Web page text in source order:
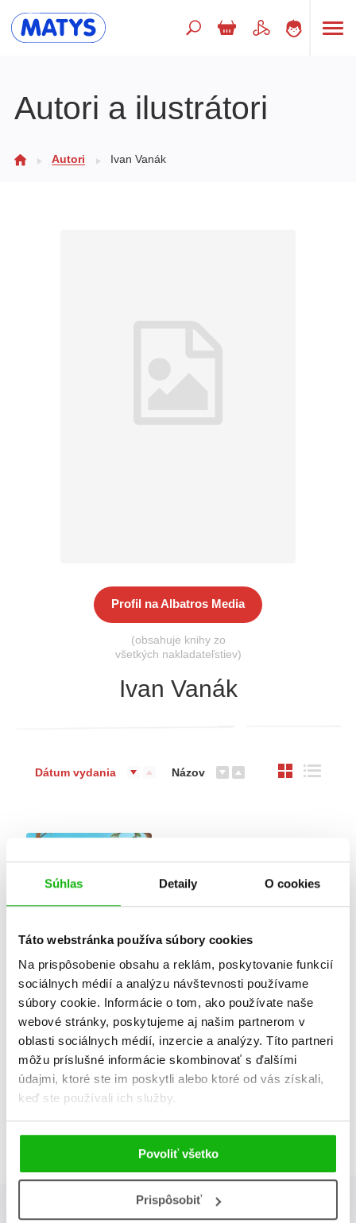
Súhlas Detaily O cookies
Táto webstránka používa súbory cookies
Na prispôsobenie obsahu a reklám, poskytovanie funkcií
sociálnych médií a analýzu návštevnosti používame
súbory cookie. Informácie o tom, ako používate naše
webové stránky, poskytujeme aj našim partnerom v
oblasti sociálnych médií, inzercie a analýzy. Títo partneri
môžu príslušné informácie skombinovať s ďalšími
údajmi, ktoré ste im poskytli alebo ktoré od vás získali,
keď ste používali ich služby.
Povoliť všetko
Prispôsobiť
Doplnkový sortiment
Všetky kategórie
Autori a ilustrátori
Autori Ivan Vanák
Profil na Albatros Media
(obsahuje knihy zo
všetkých nakladateľstiev)
Ivan Vanák
Dátum vydania Názov
Kiki a Riki
Ivan Vanák
Celkom kníh: